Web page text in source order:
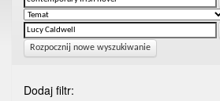
Rozpocznij nowe wyszukiwanie
Dodaj filtr: